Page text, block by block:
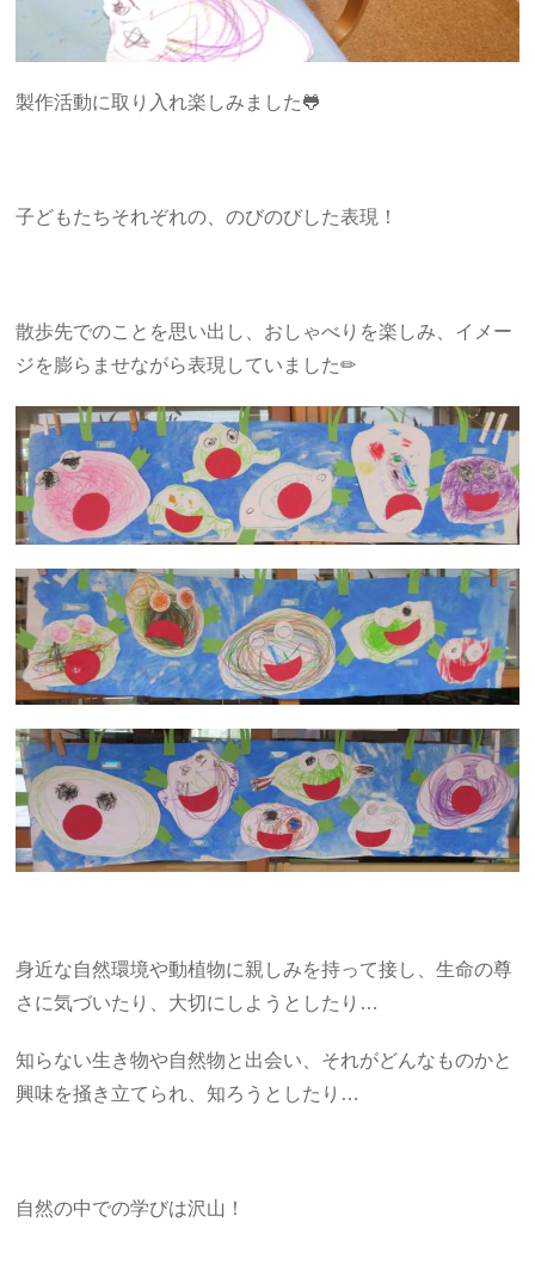
製作活動に取り入れ楽しみました🐸
子どもたちそれぞれの、のびのびした表現！
散歩先でのことを思い出し、おしゃべりを楽しみ、イメー
ジを膨らませながら表現していました✏
身近な自然環境や動植物に親しみを持って接し、生命の尊
さに気づいたり、大切にしようとしたり…
知らない生き物や自然物と出会い、それがどんなものかと
興味を掻き立てられ、知ろうとしたり…
自然の中での学びは沢山！